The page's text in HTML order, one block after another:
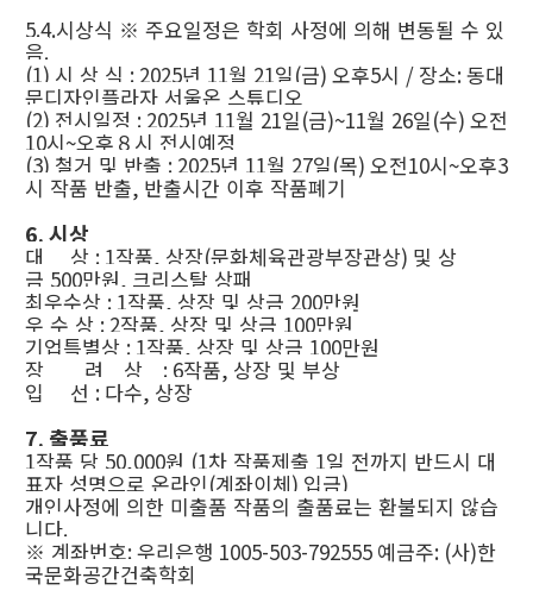
5.4.시상식 ※ 주요일정은 학회 사정에 의해 변동될 수 있
음.
(1) 시 상 식 : 2025년 11월 21일(금) 오후5시 / 장소:동대
문디자인플라자 서울온 스튜디오
(2) 전시일정 : 2025년 11월 21일(금)~11월 26일(수) 오전
10시~오후 ８ 시 전시예정
(3) 철거 및 반출 : 2025년 11월 27일(목) 오전10시~오후3
시 작품 반출, 반출시간 이후 작품폐기
6.시상
대 상 : 1작품, 상장(문화체육관광부장관상) 및 상
금 500만원, 크리스탈 상패
최우수상 : 1작품, 상장 및 상금 200만원
우 수 상 : 2작품, 상장 및 상금 100만원
기업특별상 : 1작품, 상장 및 상금 100만원
장 려 상 : 6작품, 상장 및 부상
입 선 : 다수, 상장
7. 출품료
1작품 당 50,000원 (1차 작품제출 1일 전까지 반드시 대
표자 성명으로 온라인(계좌이체) 입금)
개인사정에 의한 미출품 작품의 출품료는 환불되지 않습
니다.
※ 계좌번호:우리은행 1005-503-792555 예금주: (사)한
국문화공간건축학회